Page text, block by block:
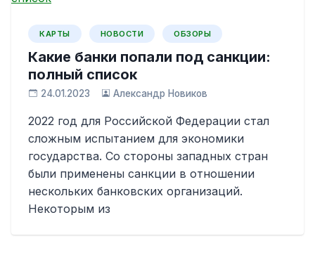
КАРТЫ НОВОСТИ ОБЗОРЫ
Какие банки попали под санкции:
полный список
24.01.2023 Александр Новиков
2022 год для Российской Федерации стал
сложным испытанием для экономики
государства. Со стороны западных стран
были применены санкции в отношении
нескольких банковских организаций.
Некоторым из